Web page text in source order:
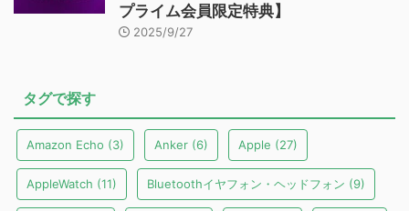
プライム会員限定特典】
2025/9/27
タグで探す
Amazon Echo (3) Anker (6) Apple (27)
AppleWatch (11) Bluetoothイヤフォン・ヘッドフォン (9)